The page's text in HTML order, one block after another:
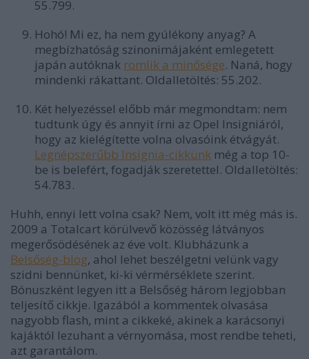
55.799.
Hohó! Mi ez, ha nem gyúlékony anyag? A
megbízhatóság szinonimájaként emlegetett
japán autóknak romlik a minősége. Naná, hogy
mindenki rákattant. Oldalletöltés: 55.202.
Két helyezéssel előbb már megmondtam: nem
tudtunk úgy és annyit írni az Opel Insigniáról,
hogy az kielégítette volna olvasóink étvágyát.
Legnépszerűbb Insignia-cikkünk még a top 10-
be is belefért, fogadják szeretettel. Oldalletöltés:
54.783.
Huhh, ennyi lett volna csak? Nem, volt itt még más is.
2009 a Totalcart körülvevő közösség látványos
megerősödésének az éve volt. Klubházunk a
Belsőség-blog, ahol lehet beszélgetni velünk vagy
szidni bennünket, ki-ki vérmérséklete szerint.
Bónuszként legyen itt a Belsőség három legjobban
teljesítő cikkje. Igazából a kommentek olvasása
nagyobb flash, mint a cikkeké, akinek a karácsonyi
kajáktól lezuhant a vérnyomása, most rendbe teheti,
azt garantálom.